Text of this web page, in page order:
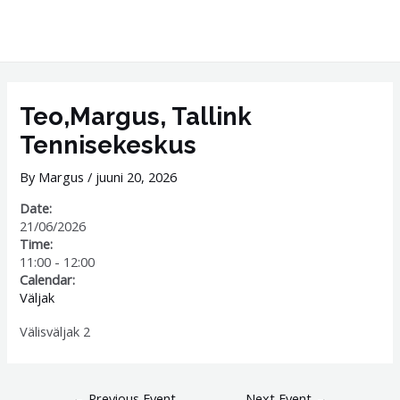
Teo,Margus, Tallink
Tennisekeskus
By Margus/ juuni 20, 2026
Date:
21/06/2026
Time:
11:00 - 12:00
Calendar:
Väljak
Välisväljak 2